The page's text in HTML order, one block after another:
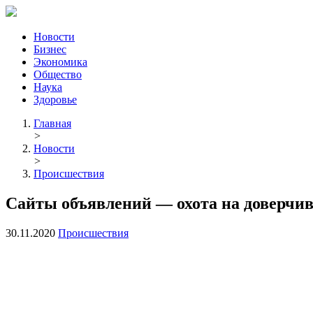
Новости
Бизнес
Экономика
Общество
Наука
Здоровье
Главная
>
Новости
>
Происшествия
Сайты объявлений — охота на
30.11.2020 Происшествия